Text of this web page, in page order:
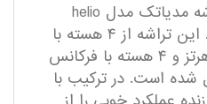
در بخش پردازنده از تراشه مدیاتک مدل helio
G25 استفاده شده است. این تراشه از ۴ هسته با
فرکانس مرکزی ۱.۵ گیگاهرتز و ۴ هسته با فرکانس
شده است. در ترکیب با